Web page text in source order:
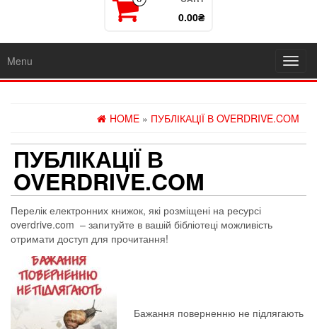
0.00₴
Menu
HOME » ПУБЛІКАЦІЇ В OVERDRIVE.COM
ПУБЛІКАЦІЇ В
OVERDRIVE.COM
Перелік електронних книжок, які розміщені на ресурсі
overdrive.com – запитуйте в вашій бібліотеці можливість
отримати доступ для прочитання!
Бажання поверненню не підлягають